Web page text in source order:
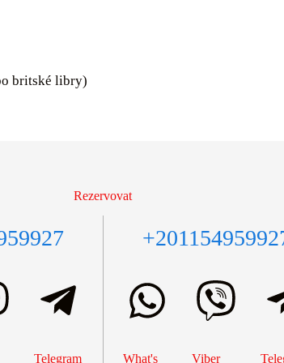
britské libry)
Rezervovat
Telegram What's Viber